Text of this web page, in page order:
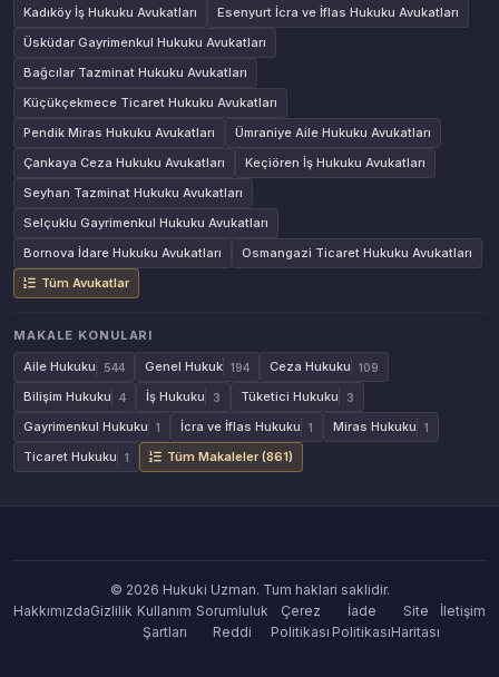
Kadıköy İş Hukuku Avukatları
Esenyurt İcra ve İflas Hukuku Avukatları
Üsküdar Gayrimenkul Hukuku Avukatları
Bağcılar Tazminat Hukuku Avukatları
Küçükçekmece Ticaret Hukuku Avukatları
Pendik Miras Hukuku Avukatları
Ümraniye Aile Hukuku Avukatları
Çankaya Ceza Hukuku Avukatları
Keçiören İş Hukuku Avukatları
Seyhan Tazminat Hukuku Avukatları
Selçuklu Gayrimenkul Hukuku Avukatları
Bornova İdare Hukuku Avukatları
Osmangazi Ticaret Hukuku Avukatları
Tüm Avukatlar
MAKALE KONULARI
Aile Hukuku
544 Genel Hukuk 194 Ceza Hukuku 109
Bilişim Hukuku 4 İş Hukuku 3 Tüketici Hukuku 3
Gayrimenkul Hukuku 1 İcra ve İflas Hukuku 1 Miras Hukuku 1
Ticaret Hukuku 1 Tüm Makaleler (861)
© 2026 Hukuki Uzman. Tum haklari saklidir.
HakkımızdaGizlilik Kullanım
Şartları
Sorumluluk
Reddi
Çerez
Politikası
İade
Politikası
Site
Haritası
İletişim